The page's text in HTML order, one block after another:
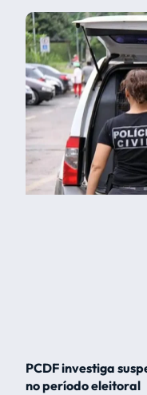
PCDF investiga
no período eleitoral